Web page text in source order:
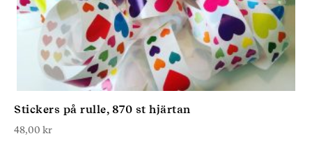
Stickers på rulle, 870 st hjärtan
48,00 kr